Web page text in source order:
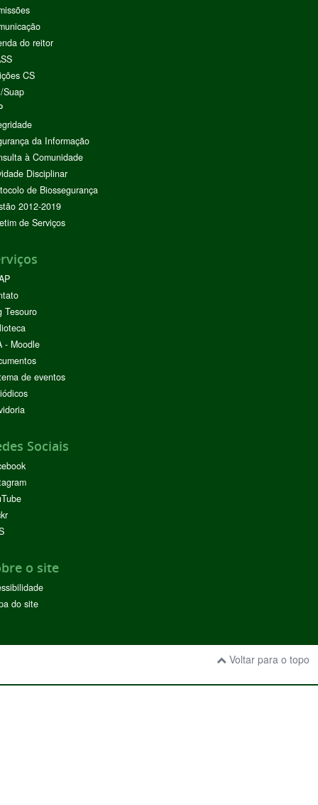
do reitor
CS
Suap
da Informação
à Comunidade
Disciplinar
de Biossegurança
2012-2019
de Serviços
Tesouro
- Moodle
de eventos
Sociais
o site
do site
Voltar para o topo